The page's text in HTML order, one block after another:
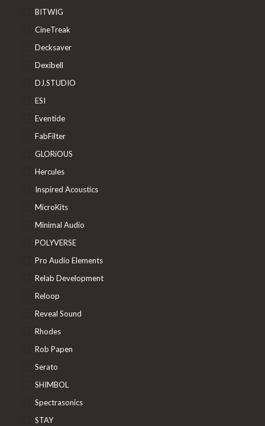
BITWIG
CineTreak
Decksaver
Dexibell
DJ.STUDIO
ESI
Eventide
FabFilter
GLORiOUS
Hercules
Inspired Acoustics
MicroKits
Minimal Audio
POLYVERSE
Pro Audio Elements
Relab Development
Reloop
Reveal Sound
Rhodes
Rob Papen
Serato
SHIMBOL
Spectrasonics
STAY